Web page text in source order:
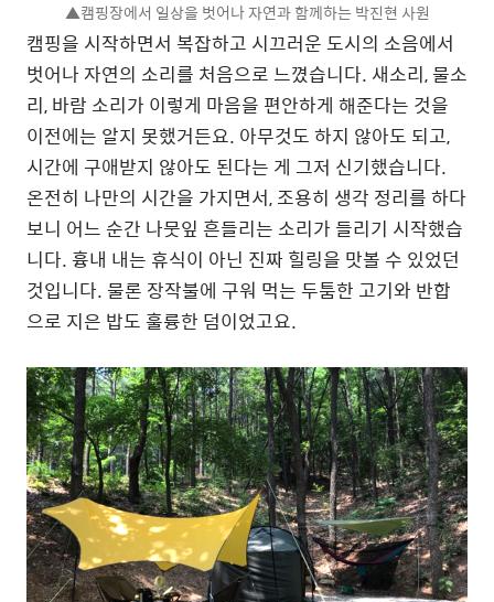
▲캠핑장에서 일상을 벗어나 자연과 함께하는 박진현 사원
캠핑을 시작하면서 복잡하고 시끄러운 도시의 소음에서
벗어나 자연의 소리를 처음으로 느꼈습니다. 새소리, 물소
리, 바람 소리가 이렇게 마음을 편안하게 해준다는 것을
이전에는 알지 못했거든요. 아무것도 하지 않아도 되고,
시간에 구애받지 않아도 된다는 게 그저 신기했습니다.
온전히 나만의 시간을 가지면서, 조용히 생각 정리를 하다
보니 어느 순간 나뭇잎 흔들리는 소리가 들리기 시작했습
니다. 흉내 내는 휴식이 아닌 진짜 힐링을 맛볼 수 있었던
것입니다. 물론 장작불에 구워 먹는 두툼한 고기와 반합
으로 지은 밥도 훌륭한 덤이었고요.